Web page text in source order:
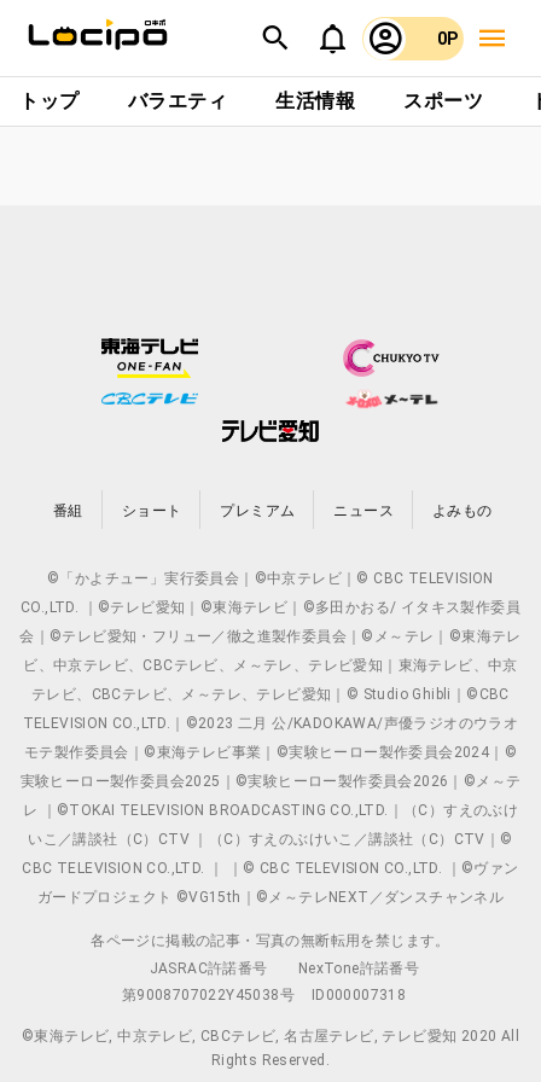
0P
トップ バラエティ 生活情報 スポーツ
番組 ショート プレミアム ニュース よみもの
©「かよチュー」実行委員会｜©中京テレビ｜© CBC TELEVISION
CO.,LTD. ｜©テレビ愛知｜©東海テレビ｜©多田かおる/ イタキス製作委員
会｜©テレビ愛知・フリュー／徹之進製作委員会｜©メ～テレ｜©東海テレ
ビ、中京テレビ、CBCテレビ、メ～テレ、テレビ愛知｜東海テレビ、中京
テレビ、CBCテレビ、メ～テレ、テレビ愛知｜© Studio Ghibli｜©CBC
TELEVISION CO.,LTD.｜©2023 二月 公/KADOKAWA/声優ラジオのウラオ
モテ製作委員会｜©東海テレビ事業｜©実験ヒーロー製作委員会2024｜©
実験ヒーロー製作委員会2025｜©実験ヒーロー製作委員会2026｜©メ～テ
レ ｜©TOKAI TELEVISION BROADCASTING CO.,LTD.｜（C）すえのぶけ
いこ／講談社（C）CTV ｜（C）すえのぶけいこ／講談社（C）CTV｜©
CBC TELEVISION CO.,LTD. ｜ ｜© CBC TELEVISION CO.,LTD. ｜©ヴァン
ガードプロジェクト ©VG15th｜©メ～テレNEXT／ダンスチャンネル
各ページに掲載の記事・写真の無断転用を禁じます。
JASRAC許諾番号
NexTone許諾番号
第9008707022Y45038号
ID000007318
©東海テレビ, 中京テレビ, CBCテレビ, 名古屋テレビ, テレビ愛知 2020 All
Rights Reserved.